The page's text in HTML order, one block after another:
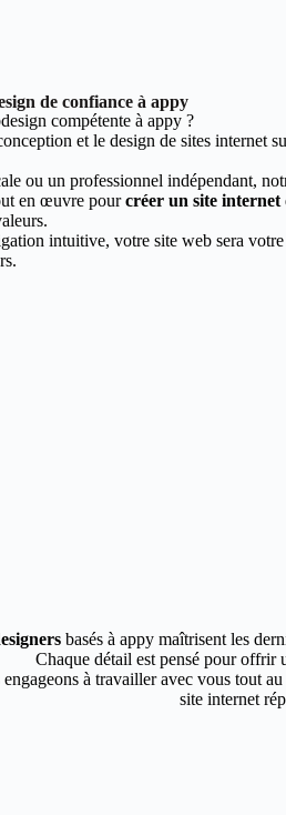
de confiance à appy
compétente à appy ?
et le design de sites internet
ou un professionnel indépendant,
en œuvre pourcréer un site internet
intuitive, votre site web sera
basés à appy maîtrisent les
Chaque détail est pensé pour offrir
à travailler avec vous tout
site internet